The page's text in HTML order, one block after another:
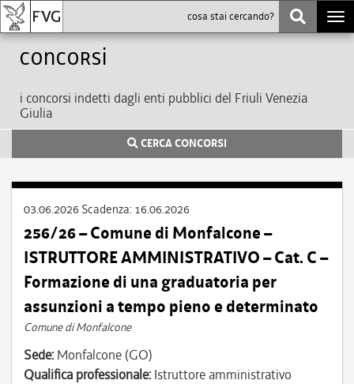
Concorsi
i concorsi indetti dagli enti pubblici del Friuli Venezia
Giulia
CERCA CONCORSI
03.06.2026 Scadenza: 16.06.2026
256/26 – Comune di Monfalcone –
ISTRUTTORE AMMINISTRATIVO – Cat. C –
Formazione di una graduatoria per
assunzioni a tempo pieno e determinato
Comune di Monfalcone
Sede: Monfalcone (GO)
Qualifica professionale: Istruttore amministrativo